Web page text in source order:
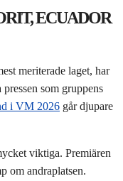
ECUADOR
meriterade laget, har
som gruppens
i VM 2026 går djupare
viktiga. Premiären
om andraplatsen.